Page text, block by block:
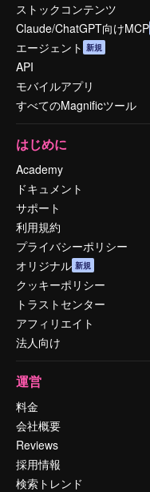
ストックコンテンツ
Claude/ChatGPT向けMCP
エージェント 新規
API
モバイルアプリ
すべてのMagnificツール
はじめに
Academy
ドキュメント
サポート
利用規約
プライバシーポリシー
オリジナル 新規
クッキーポリシー
トラストセンター
アフィリエイト
法人向け
運営
料金
会社概要
Reviews
採用情報
検索トレンド